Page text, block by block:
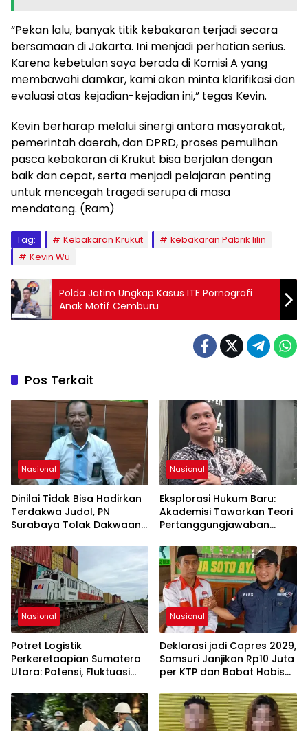
“Pekan lalu, banyak titik kebakaran terjadi secara
bersamaan di Jakarta. Ini menjadi perhatian serius.
Karena kebetulan saya berada di Komisi A yang
membawahi damkar, kami akan minta klarifikasi dan
evaluasi atas kejadian-kejadian ini,” tegas Kevin.
Kevin berharap melalui sinergi antara masyarakat,
pemerintah daerah, dan DPRD, proses pemulihan
pasca kebakaran di Krukut bisa berjalan dengan
baik dan cepat, serta menjadi pelajaran penting
untuk mencegah tragedi serupa di masa
mendatang. (Ram)
Tag: Kebakaran Krukut
kebakaran Pabrik lilin
Kevin Wu
Polda Jatim Ungkap Kasus ITE Pornografi
Anak Motif Cemburu
Pos Terkait
Nasional
Dinilai Tidak Bisa Hadirkan
Terdakwa Judol, PN
Surabaya Tolak Dakwaan
Nasional
Eksplorasi Hukum Baru:
Akademisi Tawarkan Teori
Pertanggungjawaban
KUHP Nasional
Nasional
Potret Logistik
Perkeretaapian Sumatera
Utara: Potensi, Fluktuasi
Tantangan Struktural
Nasional
Deklarasi jadi Capres 2029,
Samsuri Janjikan Rp10 Juta
per KTP dan Babat Habis